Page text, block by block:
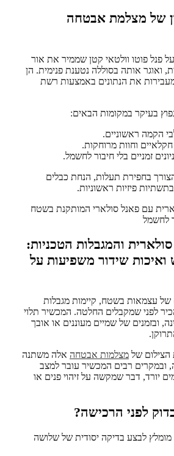
של מצלמת אבטחה
פנל פוטו וולטאי קטן שממיר את אור
ואוגר אותה בסוללה נטענת פנימית. הן
את הנתונים באמצעות רשת
בעיקר במקומות הבאים:
הקמה ראשוניים.
וחוות מרוחקות.
זמניים בלי חיבור לחשמל.
בחפירת תעלות, הנחת כבלים
פיזיות ראשוניות.
והמגבלות הטכניות:
שידור משפיעות על
של עצמאות בשטח, קיימות מגבלות
לפני שמקבלים החלטה. המכשיר תלוי
ובזמנים של שמיים מעוננים או אובך
הצילום של מצלמות אבטחה אלה משתנה
ובמקרים רבים המכשיר עובר למצב
יורד, דבר שמקשה על זיהוי פנים או
לפני הרכישה?
מומלץ לבצע בדיקה יסודית של שלושה